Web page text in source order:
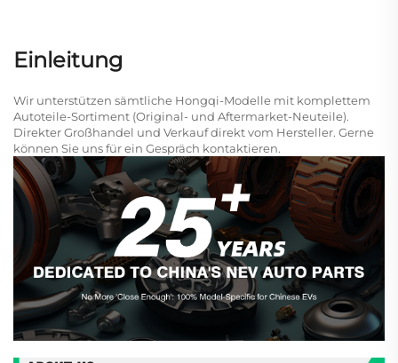
Einleitung
Wir unterstützen sämtliche Hongqi-Modelle mit komplettem
Autoteile-Sortiment (Original- und Aftermarket-Neuteile).
Direkter Großhandel und Verkauf direkt vom Hersteller. Gerne
können Sie uns für ein Gespräch kontaktieren.